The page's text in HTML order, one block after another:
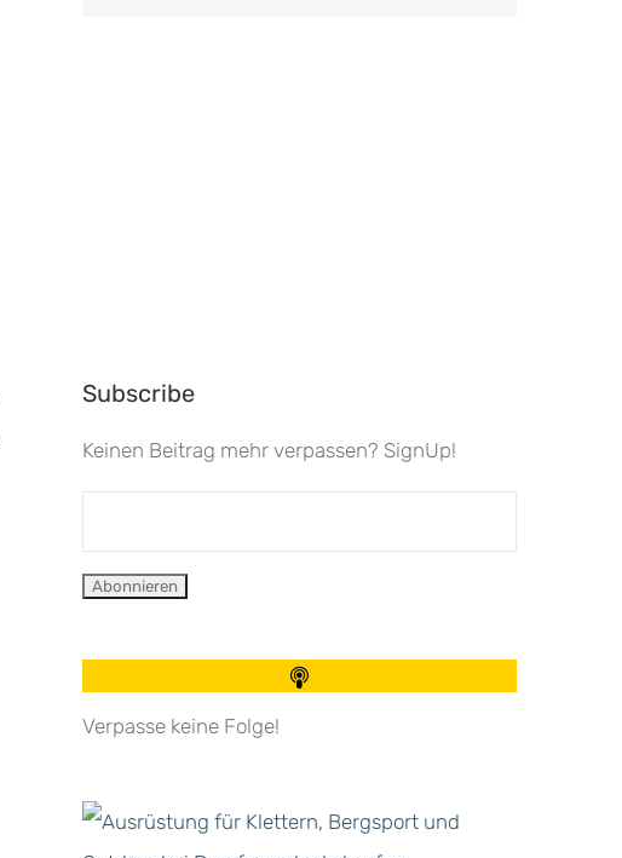
Subscribe
Keinen Beitrag mehr verpassen? SignUp!
Verpasse keine Folge!